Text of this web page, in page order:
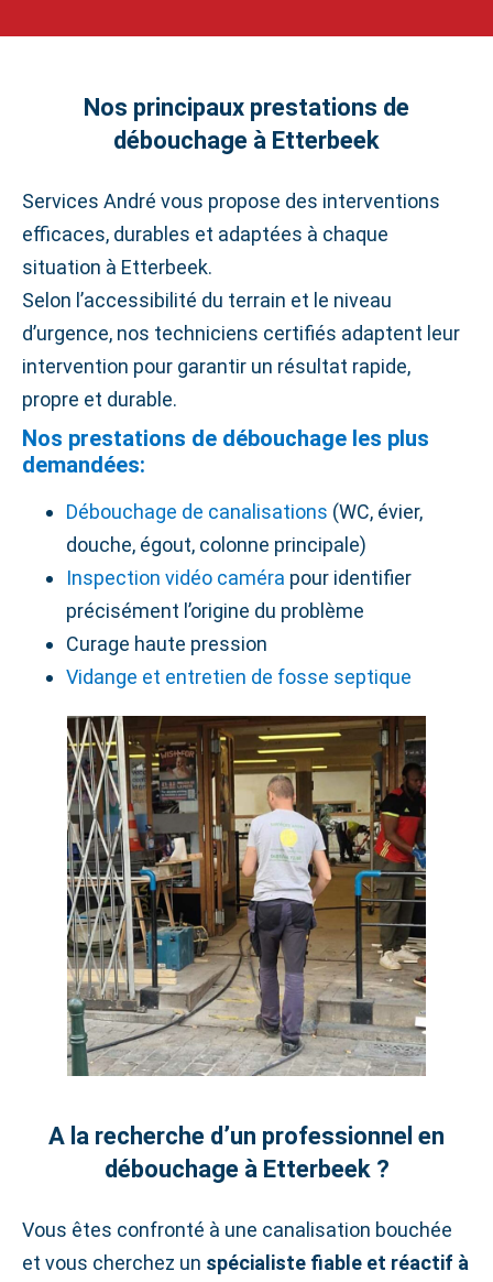
Nos principaux prestations de
débouchage à Etterbeek
Services André vous propose des interventions
efficaces, durables et adaptées à chaque
situation à Etterbeek.
Selon l’accessibilité du terrain et le niveau
d’urgence, nos techniciens certifiés adaptent leur
intervention pour garantir un résultat rapide,
propre et durable.
Nos prestations de débouchage les plus
demandées:
Débouchage de canalisations (WC, évier,
douche, égout, colonne principale)
Inspection vidéo caméra pour identifier
précisément l’origine du problème
Curage haute pression
Vidange et entretien de fosse septique
A la recherche d’un professionnel en
débouchage à Etterbeek ?
Vous êtes confronté à une canalisation bouchée
et vous cherchez un spécialiste fiable et réactif à